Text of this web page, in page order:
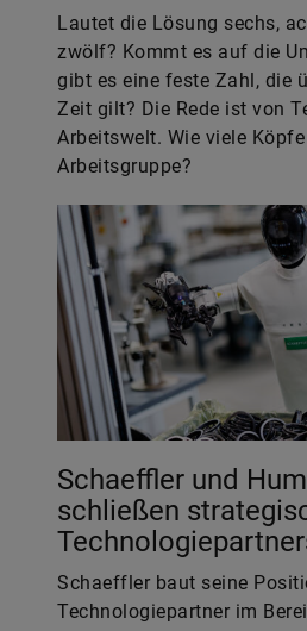
Lautet die Lösung sechs,
zwölf? Kommt es auf die
gibt es eine feste Zahl, die
Zeit gilt? Die Rede ist von
Arbeitswelt. Wie viele
Arbeitsgruppe?
Schaeffler und
schließen
Schaeffler baut seine
Technologiepartner im